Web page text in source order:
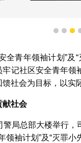
司警局为两项青年
1 2 3
全青年领袖计划”及
记社区安全青年领
社会为目标，以实
献社会
警局总部大楼举行
领袖计划”及“灭罪小